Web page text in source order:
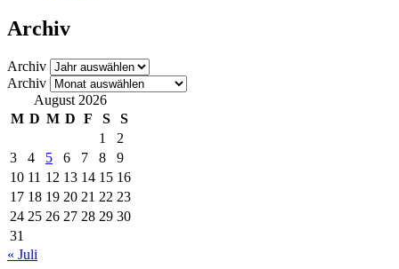
Archiv
Archiv
Archiv
August 2026
M D M D F S
S
1
2
3
4 5 6 7 8
9
10 11 12 13 14 15 16
17 18 19 20 21 22 23
24 25 26 27 28 29 30
31
« Juli